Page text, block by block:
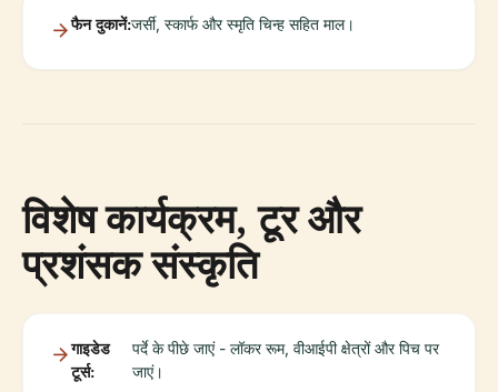
फैन दुकानें:जर्सी, स्कार्फ और स्मृति चिन्ह सहित माल।
विशेष कार्यक्रम, टूर और
प्रशंसक संस्कृति
गाइडेड
टूर्स:
पर्दे के पीछे जाएं - लॉकर रूम, वीआईपी क्षेत्रों और पिच पर
जाएं।